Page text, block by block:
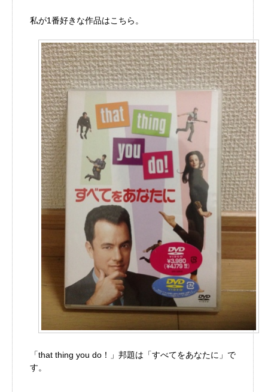
私が1番好きな作品はこちら。
「that thing you do！」邦題は「すべてをあなたに」で
す。